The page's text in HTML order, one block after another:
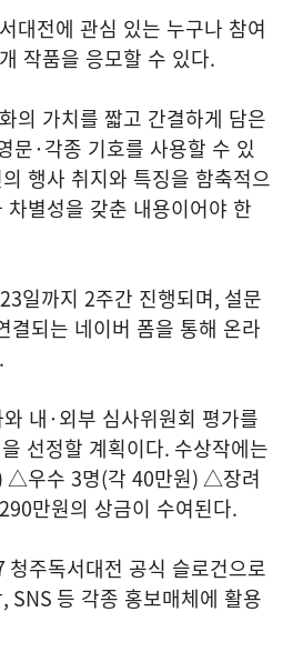
대전에 관심 있는 누구나 참여
개 작품을 응모할 수 있다.
의 가치를 짧고 간결하게 담은
문·각종 기호를 사용할 수 있
행사 취지와 특징을 함축적으
차별성을 갖춘 내용이어야 한
23일까지 2주간 진행되며, 설문
결되는 네이버 폼을 통해 온라
.
내·외부 심사위원회 평가를
선정할 계획이다. 수상작에는
△우수 3명(각 40만원)△장려
290만원의 상금이 수여된다.
청주독서대전 공식 슬로건으로
, SNS 등 각종 홍보매체에 활용